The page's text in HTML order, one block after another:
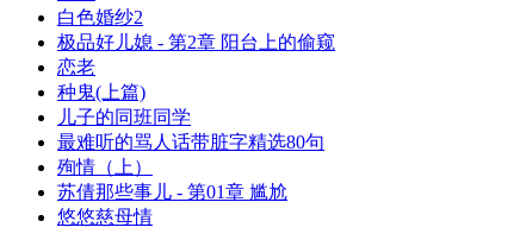
白色婚纱2
极品好儿媳 - 第2章 阳台上的偷窥
恋老
种鬼(上篇)
儿子的同班同学
最难听的骂人话带脏字精选80句
殉情（上）
苏倩那些事儿 - 第01章 尴尬
悠悠慈母情